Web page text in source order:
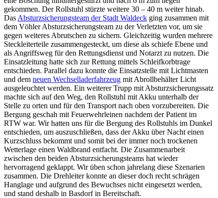
gekommen. Der Rollstuhl stürzte weitere 30 – 40 m weiter hinab.
Das Absturzsicherungsteam der Stadt Waldeck ging zusammen mit
dem Vöhler Absturzsicherungsteam zu der Verletzten vor, um sie
gegen weiteres Abrutschen zu sichern. Gleichzeitig wurden mehrere
Steckleiterteile zusammengesteckt, um diese als schiefe Ebene und
als Angriffsweg für den Rettungsdienst und Notarzt zu nutzen. Die
Einsatzleitung hatte sich zur Rettung mittels Schleifkorbtrage
entschieden. Parallel dazu konnte die Einsatzstelle mit Lichtmasten
und dem neuen Wechselladerfahrzeug mit Abrollbehälter Licht
ausgeleuchtet werden. Ein weiterer Trupp mit Absturzsicherungssatz
machte sich auf den Weg, den Rollstuhl mit Akku unterhalb der
Stelle zu orten und für den Transport nach oben vorzubereiten. Die
Bergung geschah mit Feuerwehrleinen nachdem der Patient im
RTW war. Wir hatten uns für die Bergung des Rollstuhls im Dunkel
entschieden, um auszuschließen, dass der Akku über Nacht einen
Kurzschluss bekommt und somit bei der immer noch trockenen
Wetterlage einen Waldbrand entfacht. Die Zusammenarbeit
zwischen den beiden Absturzsicherungsteams hat wieder
hervorragend geklappt. Wir üben schon jahrelang diese Szenarien
zusammen. Die Drehleiter konnte an dieser doch recht schrägen
Hanglage und aufgrund des Bewuchses nicht eingesetzt werden,
und stand deshalb in Basdorf in Bereitschaft.